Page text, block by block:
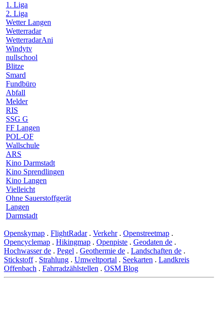
1. Liga
2. Liga
Wetter Langen
Wetterradar
WetterradarAni
Windytv
nullschool
Blitze
Smard
Fundbüro
Abfall
Melder
RIS
SSG G
FF Langen
POL-OF
Wallschule
ARS
Kino Darmstadt
Kino Sprendlingen
Kino Langen
Vielleicht
Ohne Sauerstoffgerät
Langen
Darmstadt
Openskymap . FlightRadar. Verkehr. Openstreetmap .
Opencyclemap . Hikingmap . Openpiste . Geodaten de .
Hochwasser de . Pegel . Geothermie de . Landschaften de .
Stickstoff. Strahlung . Umweltportal . Seekarten . Landkreis
Offenbach . Fahrradzählstellen . OSM Blog